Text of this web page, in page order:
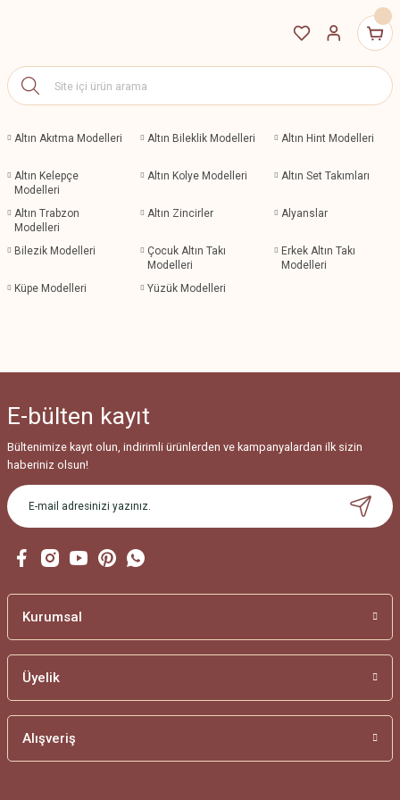
Altın Akıtma Modelleri Altın Bileklik Modelleri Altın Hint Modelleri
Altın Kelepçe
Modelleri
Altın Kolye Modelleri Altın Set Takımları
Altın Trabzon
Modelleri
Altın Zincirler Alyanslar
Bilezik Modelleri
Çocuk Altın Takı
Modelleri
Erkek Altın Takı
Modelleri
Küpe Modelleri
Yüzük Modelleri
E-bülten kayıt
Bültenimize kayıt olun, indirimli ürünlerden ve kampanyalardan ilk sizin
haberiniz olsun!
Kurumsal
Üyelik
Alışveriş